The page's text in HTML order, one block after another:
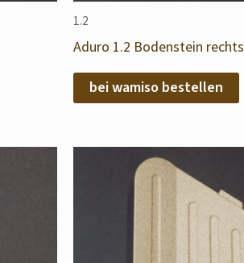
1.2
Aduro 1.2 Bodenstein rechts
bei wamiso bestellen